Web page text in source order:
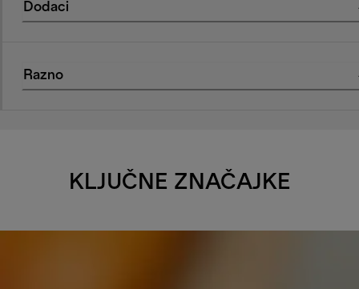
Dodaci
Razno
KLJUČNE ZNAČAJKE